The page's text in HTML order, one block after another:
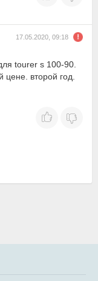
17.05.2020, 09:18
tourer s 100-90.
цене. второй год.